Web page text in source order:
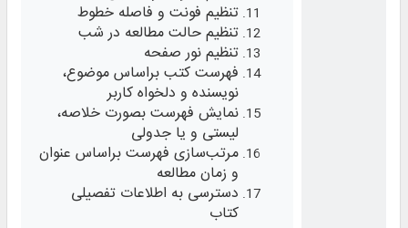
تنظیم فونت و فاصله خطوط
تنظیم حالت مطالعه در شب
تنظیم نور صفحه
فهرست کتب براساس موضوع،
نویسنده و دلخواه کاربر
نمایش فهرست بصورت خلاصه،
لیستی و یا جدولی
مرتب‌سازی فهرست براساس عنوان
و زمان مطالعه
دسترسی به اطلاعات تفصیلی
کتاب